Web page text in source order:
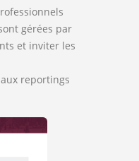
gérées par
et inviter les
reportings